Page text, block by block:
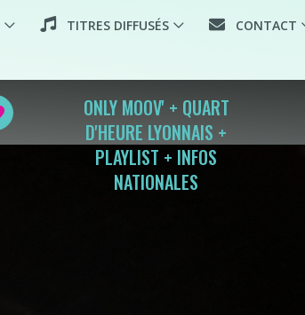
TITRES DIFFUSÉS
CONTACT
ONLY MOOV' + QUART
D'HEURE LYONNAIS +
PLAYLIST + INFOS
NATIONALES